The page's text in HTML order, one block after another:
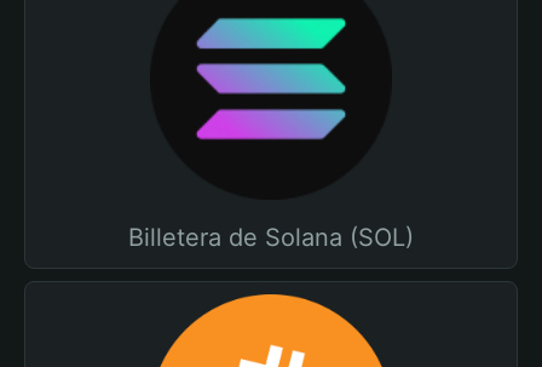
Billetera de Solana (SOL)